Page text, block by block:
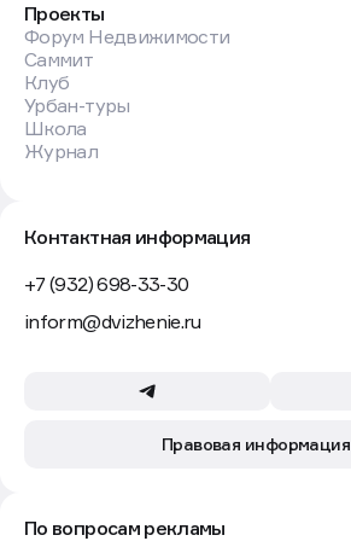
Проекты
Форум Недвижимости
Саммит
Клуб
Урбан-туры
Школа
Журнал
Контактная информация
+7 (932) 698-33-30
inform@dvizhenie.ru
Правовая информация
По вопросам рекламы